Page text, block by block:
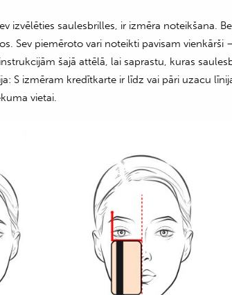
izvēlēties saulesbrilles, ir izmēra noteikšana.
Sev piemēroto vari noteikti pavisam
šajā attēlā, lai saprastu, kuras
S izmēram kredītkarte ir līdz vai pāri uzacu
vietai.